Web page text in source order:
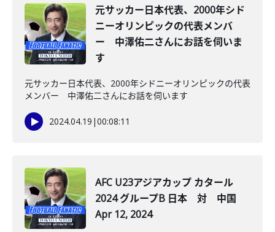
元サッカー日本代表、2000年シド
ニーオリンピックの代表メンバ
ー 中澤佑二さんにお話を伺いま
す
元サッカー日本代表、2000年シドニーオリンピックの代表
メンバー 中澤佑二さんにお話を伺います
2024.04.19 |00:08:11
AFC U23アジアカップ カタール
2024 グループB 日本 対 中国
Apr 12, 2024